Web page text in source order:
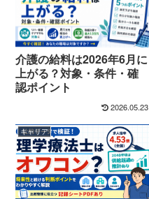
介護の給料は2026年6月に
上がる？対象・条件・確
認ポイント
2026.05.23
キャリア